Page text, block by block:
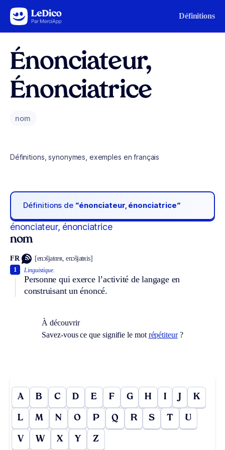
Aller au contenu Définitions
Énonciateur,
Énonciatrice
nom
Définitions, synonymes, exemples en français
Définitions de “énonciateur, énonciatrice“
énonciateur, énonciatrice
nom
FR [enɔ̃sjatœʀ, enɔ̃sjatʀis]
Linguistique.
Personne qui exerce l’activité de langage en
construisant un énoncé.
1
À découvrir
Savez-vous ce que signifie le mot répétiteur?
A B C D E F G H I J K
L M N O P Q R S T U
V W X Y Z